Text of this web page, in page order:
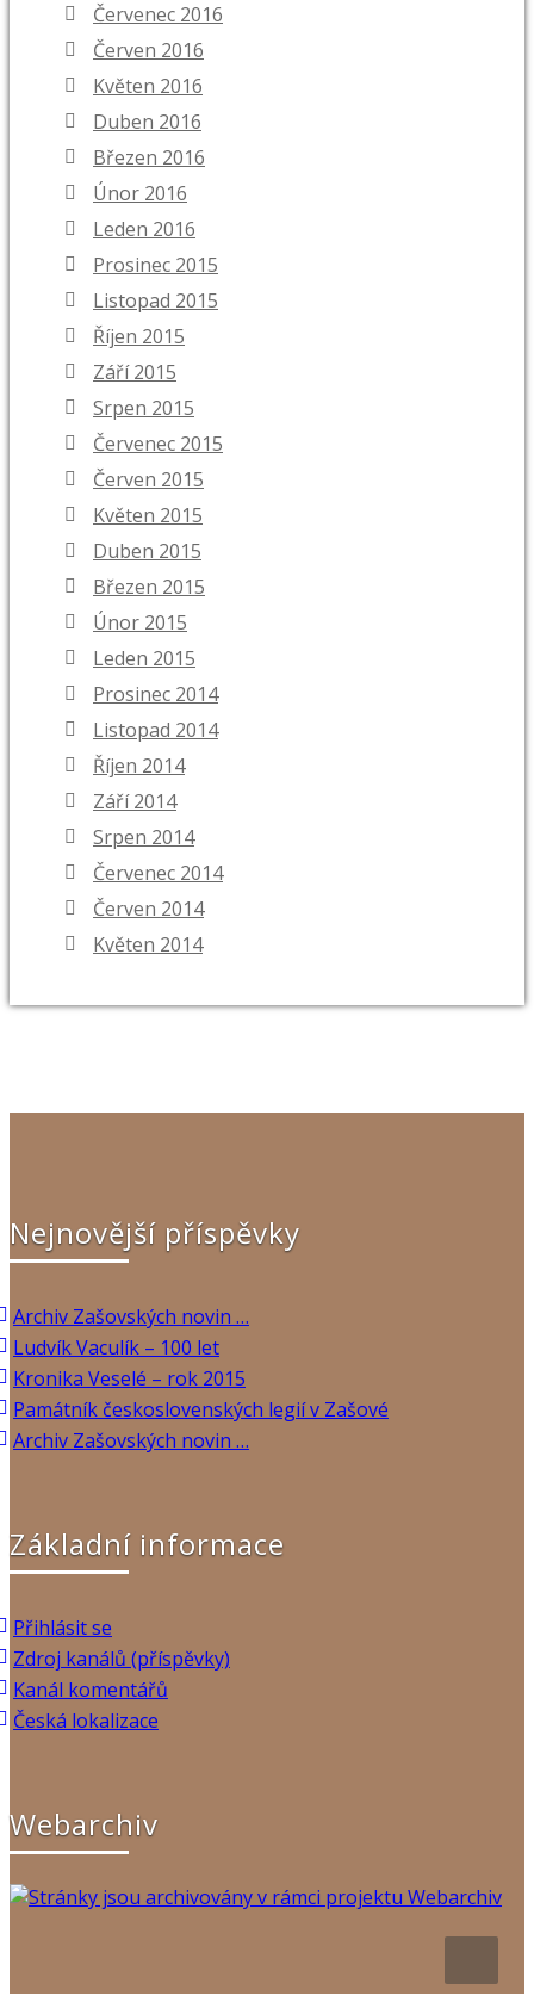
Červenec 2016
Červen 2016
Květen 2016
Duben 2016
Březen 2016
Únor 2016
Leden 2016
Prosinec 2015
Listopad 2015
Říjen 2015
Září 2015
Srpen 2015
Červenec 2015
Červen 2015
Květen 2015
Duben 2015
Březen 2015
Únor 2015
Leden 2015
Prosinec 2014
Listopad 2014
Říjen 2014
Září 2014
Srpen 2014
Červenec 2014
Červen 2014
Květen 2014
Nejnovější příspěvky
Archiv Zašovských novin …
Ludvík Vaculík – 100 let
Kronika Veselé – rok 2015
Památník československých legií v Zašové
Archiv Zašovských novin …
Základní informace
Přihlásit se
Zdroj kanálů (příspěvky)
Kanál komentářů
Česká lokalizace
Webarchiv